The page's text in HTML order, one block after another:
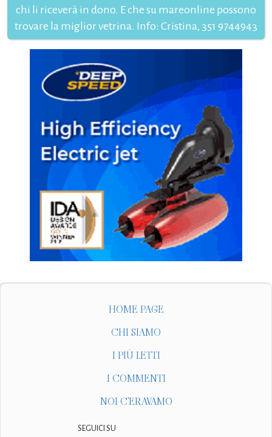
chi li riceverà in dono. E che su mareonline possono
trovare la miglior vetrina. Info: Cristina, 351 9744943
HOME PAGE
CHI SIAMO
I PIÙ LETTI
I COMMENTI
NOI C'ERAVAMO
SEGUICI SU